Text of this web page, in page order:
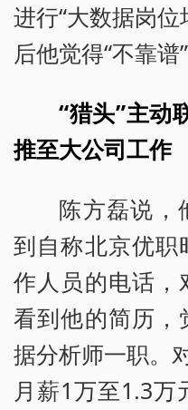
进行“大数据岗
后他觉得“不靠谱
“猎头”主动
推至大公司工作
陈方磊说，
到自称北京优职
作人员的电话，
看到他的简历，
据分析师一职。
月薪1万至1.3万